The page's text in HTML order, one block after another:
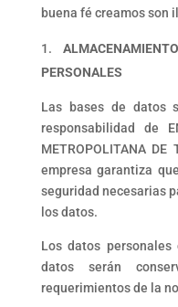
buena fé creamos son
PERSONALES
Las bases de datos
responsabilidad de
METROPOLITANA DE
empresa garantiza
seguridad necesarias
los datos.
Los datos
datos serán
requerimientos de la